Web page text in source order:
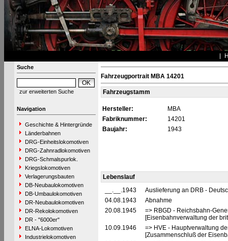
Suche
zur erweiterten Suche
Navigation
Geschichte & Hintergründe
Länderbahnen
DRG-Einheitslokomotiven
DRG-Zahnradlokomotiven
DRG-Schmalspurlok.
Kriegslokomotiven
Verlagerungsbauten
DB-Neubaulokomotiven
DB-Umbaulokomotiven
DR-Neubaulokomotiven
DR-Rekolokomotiven
DR - "6000er"
ELNA-Lokomotiven
Industrielokomotiven
Fahrzeugportrait MBA 14201
Fahrzeugstamm
Hersteller:
MBA
Fabriknummer:
14201
Baujahr:
1943
Lebenslauf
__.__.1943
Auslieferung an DRB -
04.08.1943
Abnahme
20.08.1945
=> RBGD - Reichsbahn-
[Eisenbahnverwaltung der
10.09.1946
=> HVE - Hauptverwaltung
[Zusammenschluß der